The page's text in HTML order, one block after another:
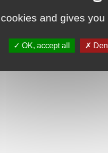
and gives
OK, accept all